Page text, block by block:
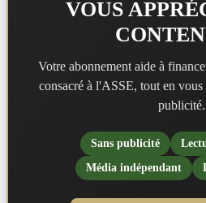
VOUS
Votre abonnement aide à
consacré à l'ASSE, tout en
publicité.
Sans publicité
Média indépendant